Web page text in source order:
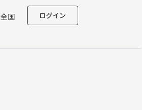
全国 ログイン